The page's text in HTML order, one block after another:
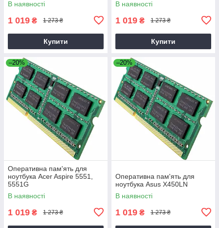
В наявності
1 019 ₴ 1 273 ₴
Купити
В наявності
1 019 ₴ 1 273 ₴
Купити
–20%
Оперативна пам'ять для
ноутбука Acer Aspire 5551,
5551G
В наявності
1 019 ₴ 1 273 ₴
–20%
Оперативна пам'ять для
ноутбука Asus X450LN
В наявності
1 019 ₴ 1 273 ₴